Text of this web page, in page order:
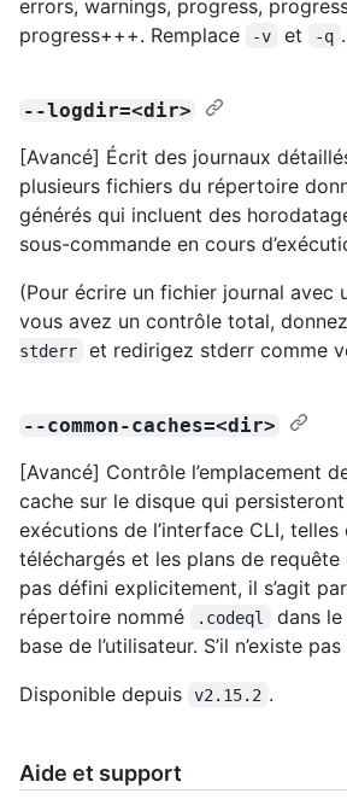
errors, warnings, progress,
progress+++. Remplace
-v et -q .
--logdir=<dir>
[Avancé] Écrit des journaux
plusieurs fichiers du répertoire
générés qui incluent des
sous-commande en cours
(Pour écrire un fichier journal avec
vous avez un contrôle total,
stderr
et redirigez stderr comme
--common-caches=<dir>
[Avancé] Contrôle l’emplacement
cache sur le disque qui
exécutions de l’interface CLI, telles
téléchargés et les plans de requête
pas défini explicitement, il s’agit
répertoire nommé
.codeql
dans
base de l’utilisateur. S’il n’existe
Disponible depuis
v2.15.2 .
Aide et support